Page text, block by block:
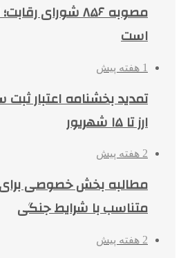
مصوبه ۸۵۶ شورای
است
1 هفته پیش
تمدید بخشنامه اعتبار
ارز تا ۱۵ شهریور
2 هفته پیش
مطالبه بخش خصوصی برای
متناسب با شرایط جنگی
2 هفته پیش